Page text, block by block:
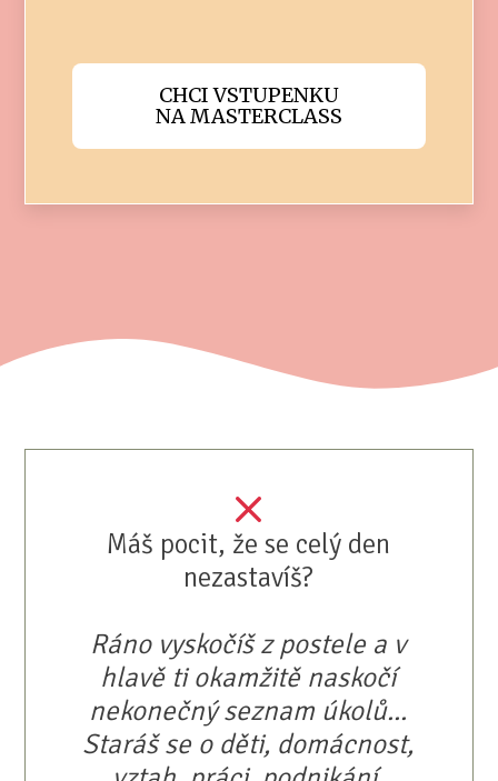
CHCI VSTUPENKU
NA MASTERCLASS
Máš pocit, že se celý den
nezastavíš?
Ráno vyskočíš z postele a v
hlavě ti okamžitě naskočí
nekonečný seznam úkolů...
Staráš se o děti, domácnost,